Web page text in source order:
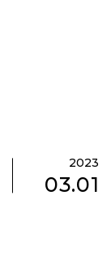
2023
03.01